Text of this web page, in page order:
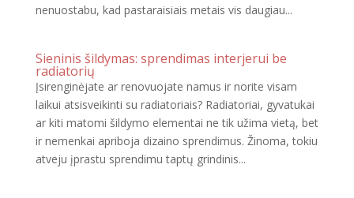
nenuostabu, kad pastaraisiais metais vis daugiau...
Sieninis šildymas: sprendimas interjerui be
radiatorių
Įsirenginėjate ar renovuojate namus ir norite visam
laikui atsisveikinti su radiatoriais? Radiatoriai, gyvatukai
ar kiti matomi šildymo elementai ne tik užima vietą, bet
ir nemenkai apriboja dizaino sprendimus. Žinoma, tokiu
atveju įprastu sprendimu taptų grindinis...